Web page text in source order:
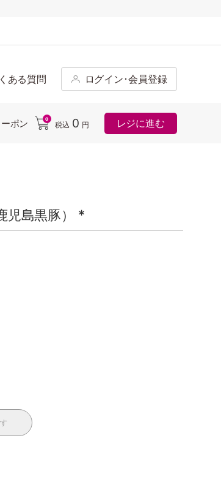
ある質問 ログイン･会員登録
ポン 0
税込 0 円 レジに進む
児島黒豚） *